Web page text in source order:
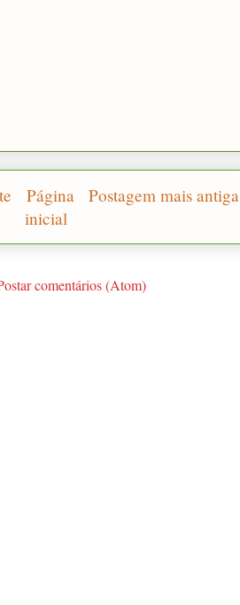
Postagem mais antiga
Página
inicial
comentários (Atom)